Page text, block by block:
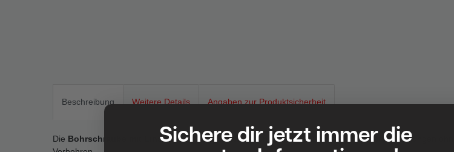
Beschreibung Weitere Details Angaben zur Produktsicherheit
Die Bohrschraube mit Linsenkopf
ist die ideale Lösung für schnelle und sichere Verschraubungen ohne
Sichere dir jetzt immer die